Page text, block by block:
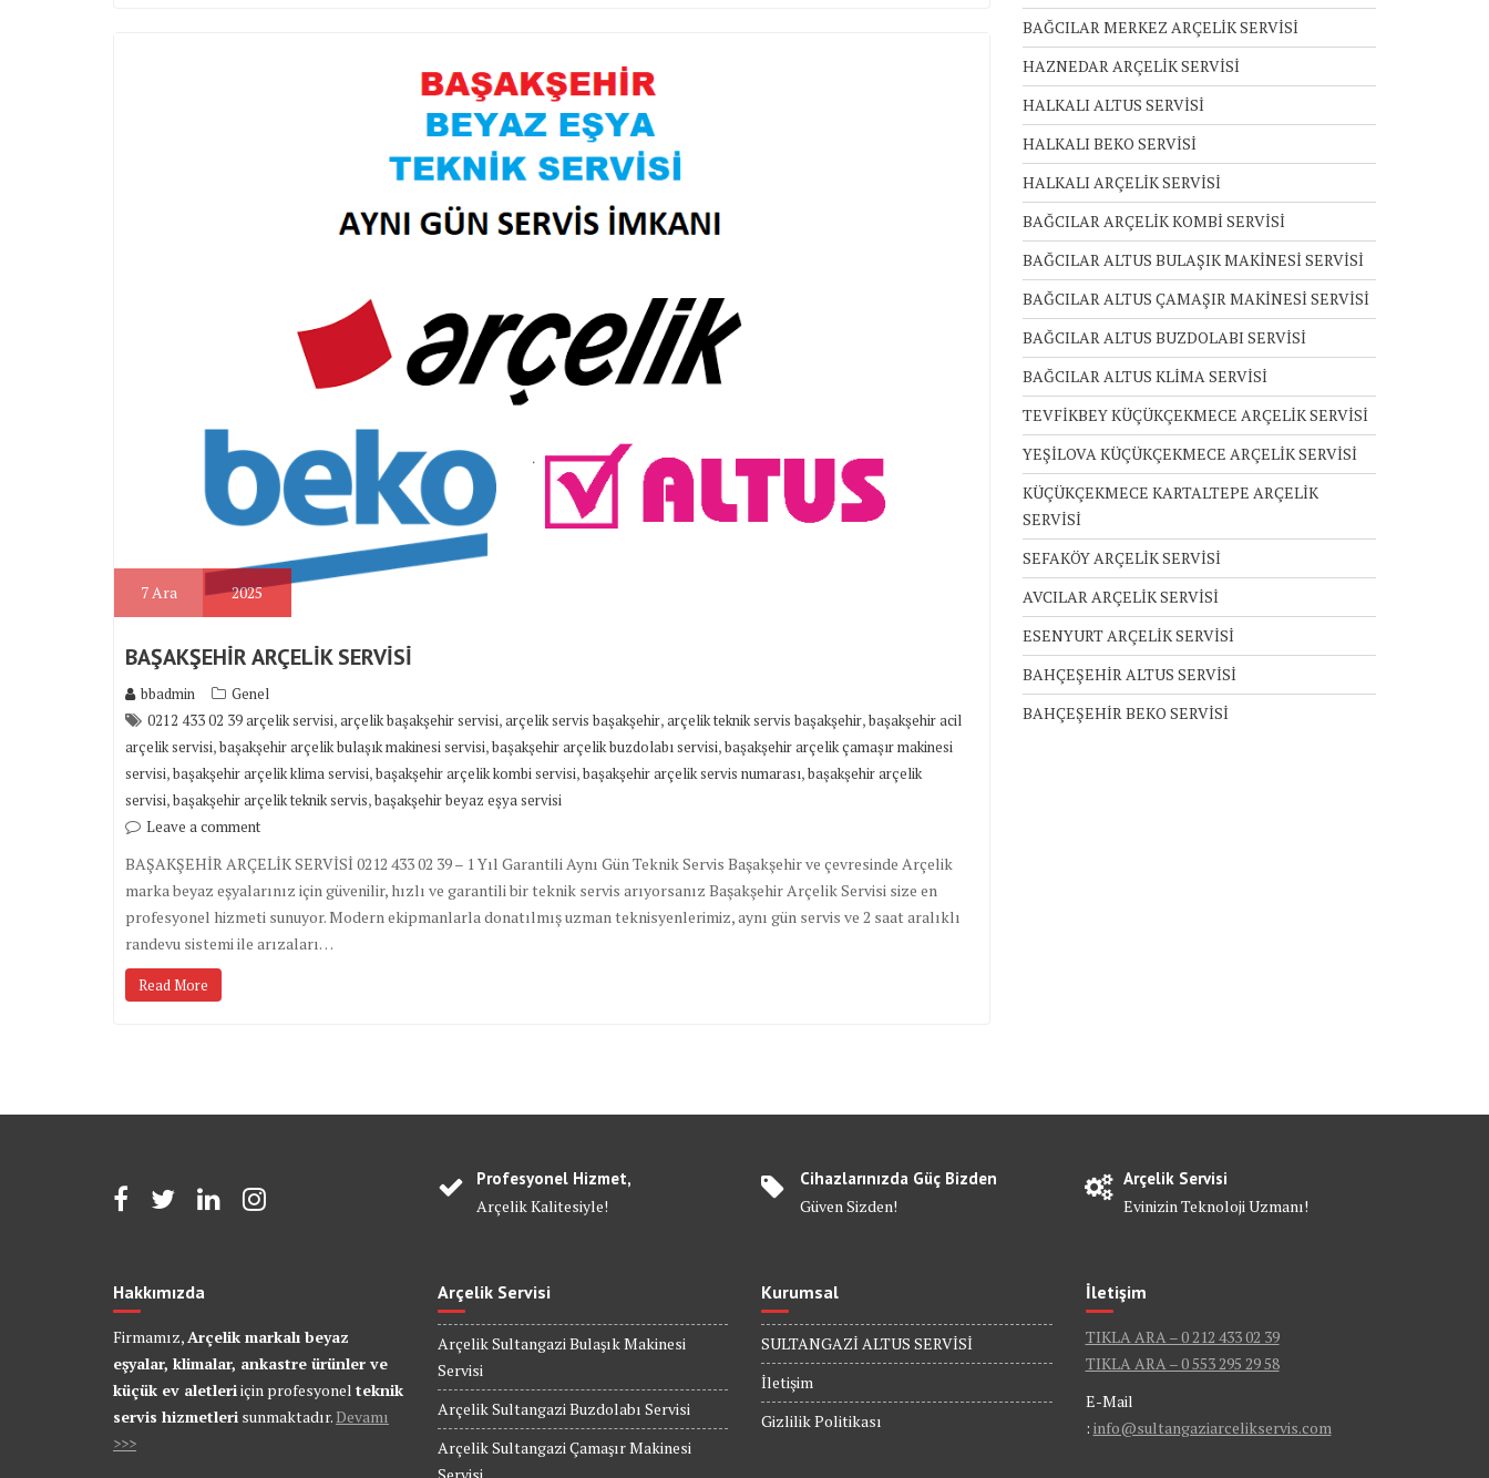
7 Ara 2025
BAŞAKŞEHİR ARÇELİK SERVİSİ
bbadmin
Genel
0212 433 02 39 arçelik servisi,arçelik başakşehir servisi,arçelik servis başakşehir,arçelik teknik servis başakşehir,başakşehir acil
arçelik servisi,başakşehir arçelik bulaşık makinesi servisi,başakşehir arçelik buzdolabı servisi,başakşehir arçelik çamaşır makinesi
servisi,başakşehir arçelik klima servisi,başakşehir arçelik kombi servisi,başakşehir arçelik servis numarası,başakşehir arçelik
servisi,başakşehir arçelik teknik servis,başakşehir beyaz eşya servisi
Leave a comment
BAŞAKŞEHİR ARÇELİK SERVİSİ 0212 433 02 39 – 1 Yıl Garantili Aynı Gün Teknik Servis Başakşehir ve çevresinde Arçelik
marka beyaz eşyalarınız için güvenilir, hızlı ve garantili bir teknik servis arıyorsanız Başakşehir Arçelik Servisi size en
profesyonel hizmeti sunuyor. Modern ekipmanlarla donatılmış uzman teknisyenlerimiz, aynı gün servis ve 2 saat aralıklı
randevu sistemi ile arızaları…
Read More
BAĞCILAR MERKEZ ARÇELİK SERVİSİ
HAZNEDAR ARÇELİK SERVİSİ
HALKALI ALTUS SERVİSİ
HALKALI BEKO SERVİSİ
HALKALI ARÇELİK SERVİSİ
BAĞCILAR ARÇELİK KOMBİ SERVİSİ
BAĞCILAR ALTUS BULAŞIK MAKİNESİ SERVİSİ
BAĞCILAR ALTUS ÇAMAŞIR MAKİNESİ SERVİSİ
BAĞCILAR ALTUS BUZDOLABI SERVİSİ
BAĞCILAR ALTUS KLİMA SERVİSİ
TEVFİKBEY KÜÇÜKÇEKMECE ARÇELİK SERVİSİ
YEŞİLOVA KÜÇÜKÇEKMECE ARÇELİK SERVİSİ
KÜÇÜKÇEKMECE KARTALTEPE ARÇELİK
SERVİSİ
SEFAKÖY ARÇELİK SERVİSİ
AVCILAR ARÇELİK SERVİSİ
ESENYURT ARÇELİK SERVİSİ
BAHÇEŞEHİR ALTUS SERVİSİ
BAHÇEŞEHİR BEKO SERVİSİ
Profesyonel Hizmet,
Arçelik Kalitesiyle!
Cihazlarınızda Güç Bizden
Güven Sizden!
Arçelik Servisi
Evinizin Teknoloji Uzmanı!
Hakkımızda
Firmamız, Arçelik markalı beyaz
eşyalar, klimalar, ankastre ürünler ve
küçük ev aletleriiçin profesyonel teknik
servis hizmetleri sunmaktadır. Devamı
>>>
Arçelik Servisi
Arçelik Sultangazi Bulaşık Makinesi
Servisi
Arçelik Sultangazi Buzdolabı Servisi
Arçelik Sultangazi Çamaşır Makinesi
Kurumsal
SULTANGAZİ ALTUS SERVİSİ
İletişim
Gizlilik Politikası
İletişim
TIKLA ARA – 0 212 433 02 39
TIKLA ARA – 0 553 295 29 58
E-Mail
: info@sultangaziarcelikservis.com